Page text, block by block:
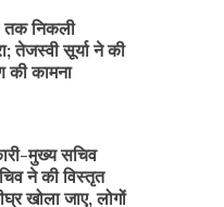
तक निकली
तेजस्वी सूर्या ने की
की कामना
मुख्य सचिव
ने की विस्तृत
खोला जाए, लोगों